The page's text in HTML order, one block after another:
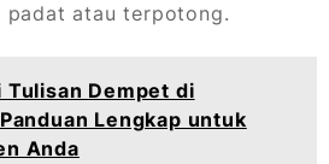
atau terpotong.
Tulisan Dempet di
Lengkap untuk
Anda